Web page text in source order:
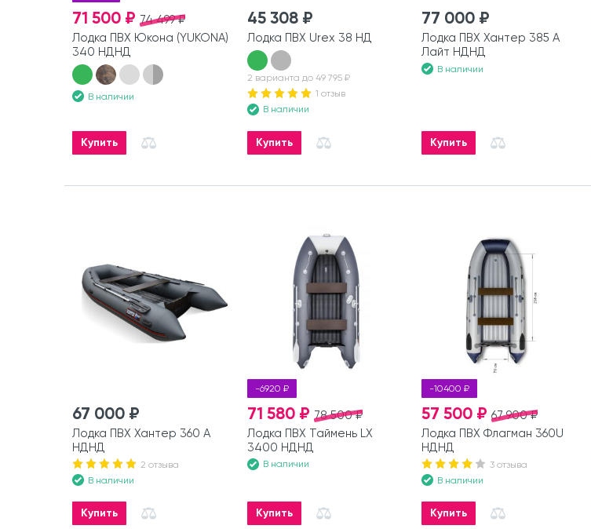
74 499 ₽
71 500 ₽
Лодка ПВХ Юкона (YUKONA)
340 НДНД
В наличии
Купить
45 308 ₽
Лодка ПВХ Urex 38 НД
2 варианта до 49 795 ₽
1 отзыв
В наличии
Купить
77 000 ₽
Лодка ПВХ Хантер 385 А
Лайт НДНД
В наличии
Купить
67 000 ₽
Лодка ПВХ Хантер 360 А
НДНД
2 отзыва
В наличии
Купить
-6920 ₽
78 500 ₽
71 580 ₽
Лодка ПВХ Таймень LX
3400 НДНД
В наличии
Купить
-10400 ₽
67 900 ₽
57 500 ₽
Лодка ПВХ Флагман 360U
НДНД
3 отзыва
В наличии
Купить